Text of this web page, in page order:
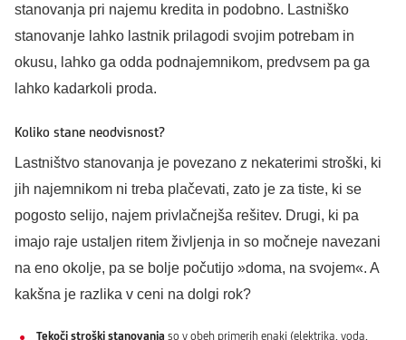
stanovanja pri najemu kredita in podobno. Lastniško
stanovanje lahko lastnik prilagodi svojim potrebam in
okusu, lahko ga odda podnajemnikom, predvsem pa ga
lahko kadarkoli proda.
Koliko stane neodvisnost?
Lastništvo stanovanja je povezano z nekaterimi stroški, ki
jih najemnikom ni treba plačevati, zato je za tiste, ki se
pogosto selijo, najem privlačnejša rešitev. Drugi, ki pa
imajo raje ustaljen ritem življenja in so močneje navezani
na eno okolje, pa se bolje počutijo »doma, na svojem«. A
kakšna je razlika v ceni na dolgi rok?
Tekoči stroški stanovanja so v obeh primerih enaki (elektrika, voda,